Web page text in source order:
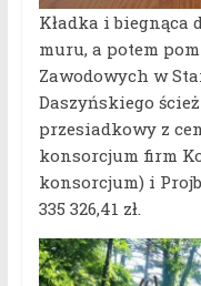
Kładka i biegnąca
muru, a potem
Zawodowych w
Daszyńskiego
przesiadkowy z
konsorcjum firm
konsorcjum) i
335 326,41 zł.